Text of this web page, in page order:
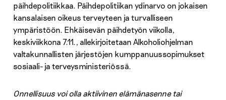
päihdepolitiikkaa. Päihdepolitiikan ydinarvo on jokaisen
kansalaisen oikeus terveyteen ja turvalliseen
ympäristöön. Ehkäisevän päihdetyön viikolla,
keskiviikkona 7.11., allekirjoitetaan Alkoholiohjelman
valtakunnallisten järjestöjen kumppanuussopimukset
sosiaali- ja terveysministeriössä.
Onnellisuus voi olla aktiivinen elämänasenne tai